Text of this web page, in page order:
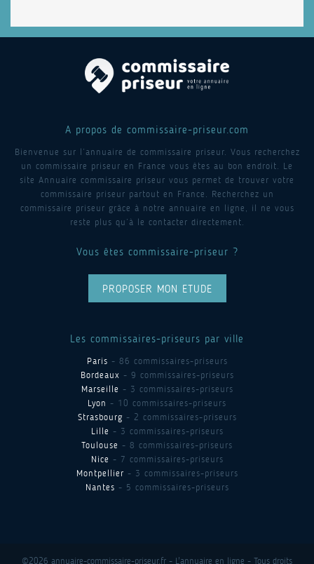
A propos de commissaire-priseur.com
Bienvenue sur l’annuaire de commissaire priseur. Vous recherchez
un commissaire priseur en France vous êtes au bon endroit. Le
site Annuaire commissaire priseur vous permet de trouver votre
commissaire priseur partout en France. Recherchez un
commissaire priseur grâce à notre annuaire en ligne, il ne vous
reste plus qu’à le contacter directement.
Vous êtes commissaire-priseur ?
PROPOSER MON ETUDE
Les commissaires-priseurs par ville
Paris - 86 commissaires-priseurs
Bordeaux - 9 commissaires-priseurs
Marseille - 3 commissaires-priseurs
Lyon - 10 commissaires-priseurs
Strasbourg - 2 commissaires-priseurs
Lille - 3 commissaires-priseurs
Toulouse - 8 commissaires-priseurs
Nice - 7 commissaires-priseurs
Montpellier - 3 commissaires-priseurs
Nantes - 5 commissaires-priseurs
©2026 annuaire-commissaire-priseur.fr - L'annuaire en ligne - Tous droits